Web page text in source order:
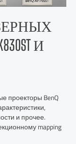
И
проекторы BenQ
и прочее.
mapping